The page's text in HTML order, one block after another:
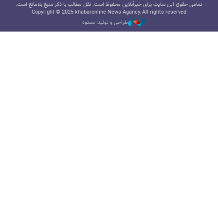
تمامی حقوق این سایت برای خبرآنلاین محفوظ است. نقل مطالب با ذکر منبع بلامانع است.
Copyright © 2025 khabaronline News Agancy, All rights reserved
طراحی و تولید: نستوه